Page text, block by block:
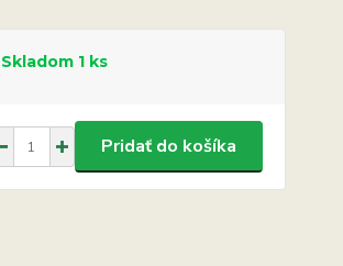
Skladom 1 ks
Pridať do košíka